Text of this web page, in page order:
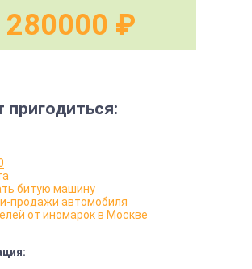
280000 ₽
битую машину
продажи автомобиля
от иномарок в Москве